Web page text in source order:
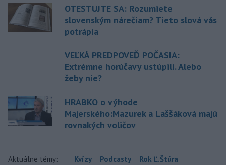
OTESTUJTE SA: Rozumiete
slovenským nárečiam? Tieto slová vás
potrápia
VEĽKÁ PREDPOVEĎ POČASIA:
Extrémne horúčavy ustúpili. Alebo
žeby nie?
HRABKO o výhode
Majerského:Mazurek a Laššáková majú
rovnakých voličov
Aktuálne témy: Kvízy Podcasty Rok Ľ.Štúra